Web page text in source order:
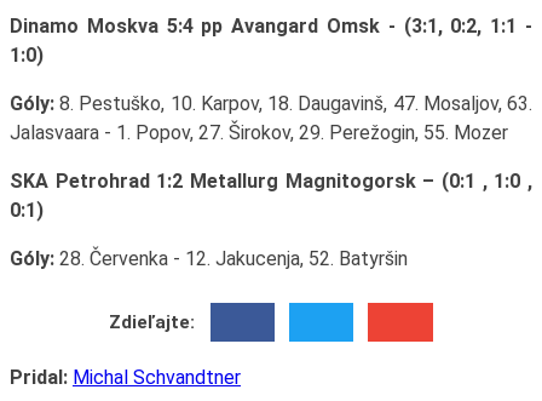
Dinamo Moskva 5:4 pp Avangard Omsk - (3:1, 0:2, 1:1 -
1:0)
Góly:8. Pestuško, 10. Karpov, 18. Daugavinš, 47. Mosaljov, 63.
Jalasvaara - 1. Popov, 27. Širokov, 29. Perežogin, 55. Mozer
SKA Petrohrad 1:2 Metallurg Magnitogorsk – (0:1 , 1:0 ,
0:1)
Góly:28. Červenka - 12. Jakucenja, 52. Batyršin
Zdieľajte:
Pridal: Michal Schvandtner